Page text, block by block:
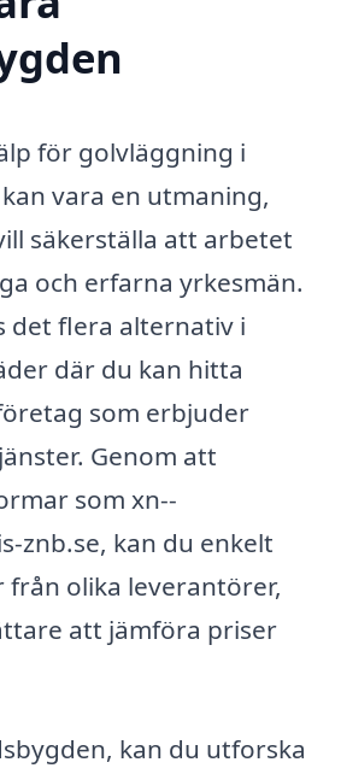
för golvläggning i
vara en utmaning,
säkerställa att arbetet
och erfarna yrkesmän.
det flera alternativ i
där du kan hitta
som erbjuder
Genom att
som xn--
znb.se, kan du enkelt
olika leverantörer,
att jämföra priser
kan du utforska